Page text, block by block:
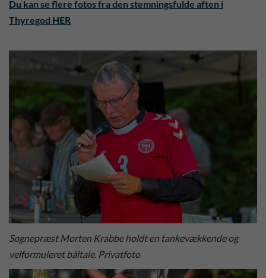
Du kan se flere fotos fra den stemningsfulde aften i
Thyregod HER
Sognepræst Morten Krabbe holdt en tankevækkende og
velformuleret båltale. Privatfoto